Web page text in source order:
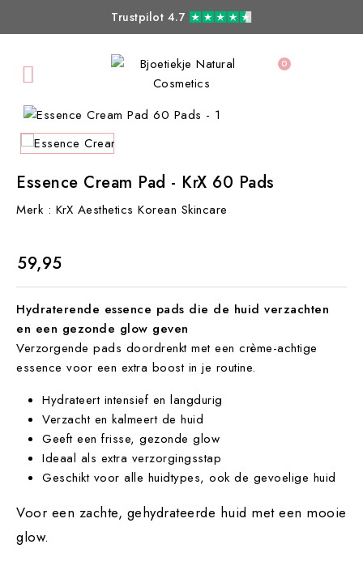
Trustpilot 4.7
 0
Essence Cream Pad - KrX 60 Pads
Merk : KrX Aesthetics Korean Skincare
€ 59,95
Hydraterende essence pads die de huid verzachten
en een gezonde glow geven
Verzorgende pads doordrenkt met een crème-achtige
essence voor een extra boost in je routine.
Hydrateert intensief en langdurig
Verzacht en kalmeert de huid
Geeft een frisse, gezonde glow
Ideaal als extra verzorgingsstap
Geschikt voor alle huidtypes, ook de gevoelige huid
Voor een zachte, gehydrateerde huid met een mooie
glow.